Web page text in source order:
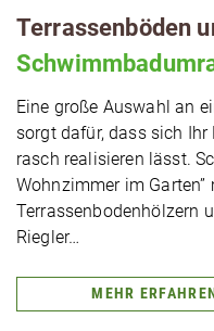
Ter­ras­sen­bö­den
Eine große Auswahl an
sorgt dafür, dass sich
rasch rea­li­sie­ren lässt.
Wohn­zim­mer im
Ter­ras­sen­bo­den­höl­zern
Riegler…
MEHR